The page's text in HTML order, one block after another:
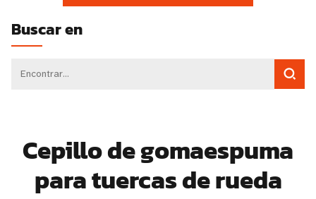
Buscar en
Cepillo de gomaespuma
para tuercas de rueda